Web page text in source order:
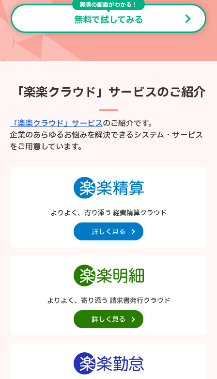
実際の画面がわかる！
無料で試してみる
「楽楽クラウド」サービスのご紹介
「楽楽クラウド」サービスのご紹介です。
企業のあらゆるお悩みを解決できるシステム・サービス
をご用意しています。
よりよく、寄り添う 経費精算クラウド
詳しく見る
よりよく、寄り添う 請求書発行クラウド
詳しく見る